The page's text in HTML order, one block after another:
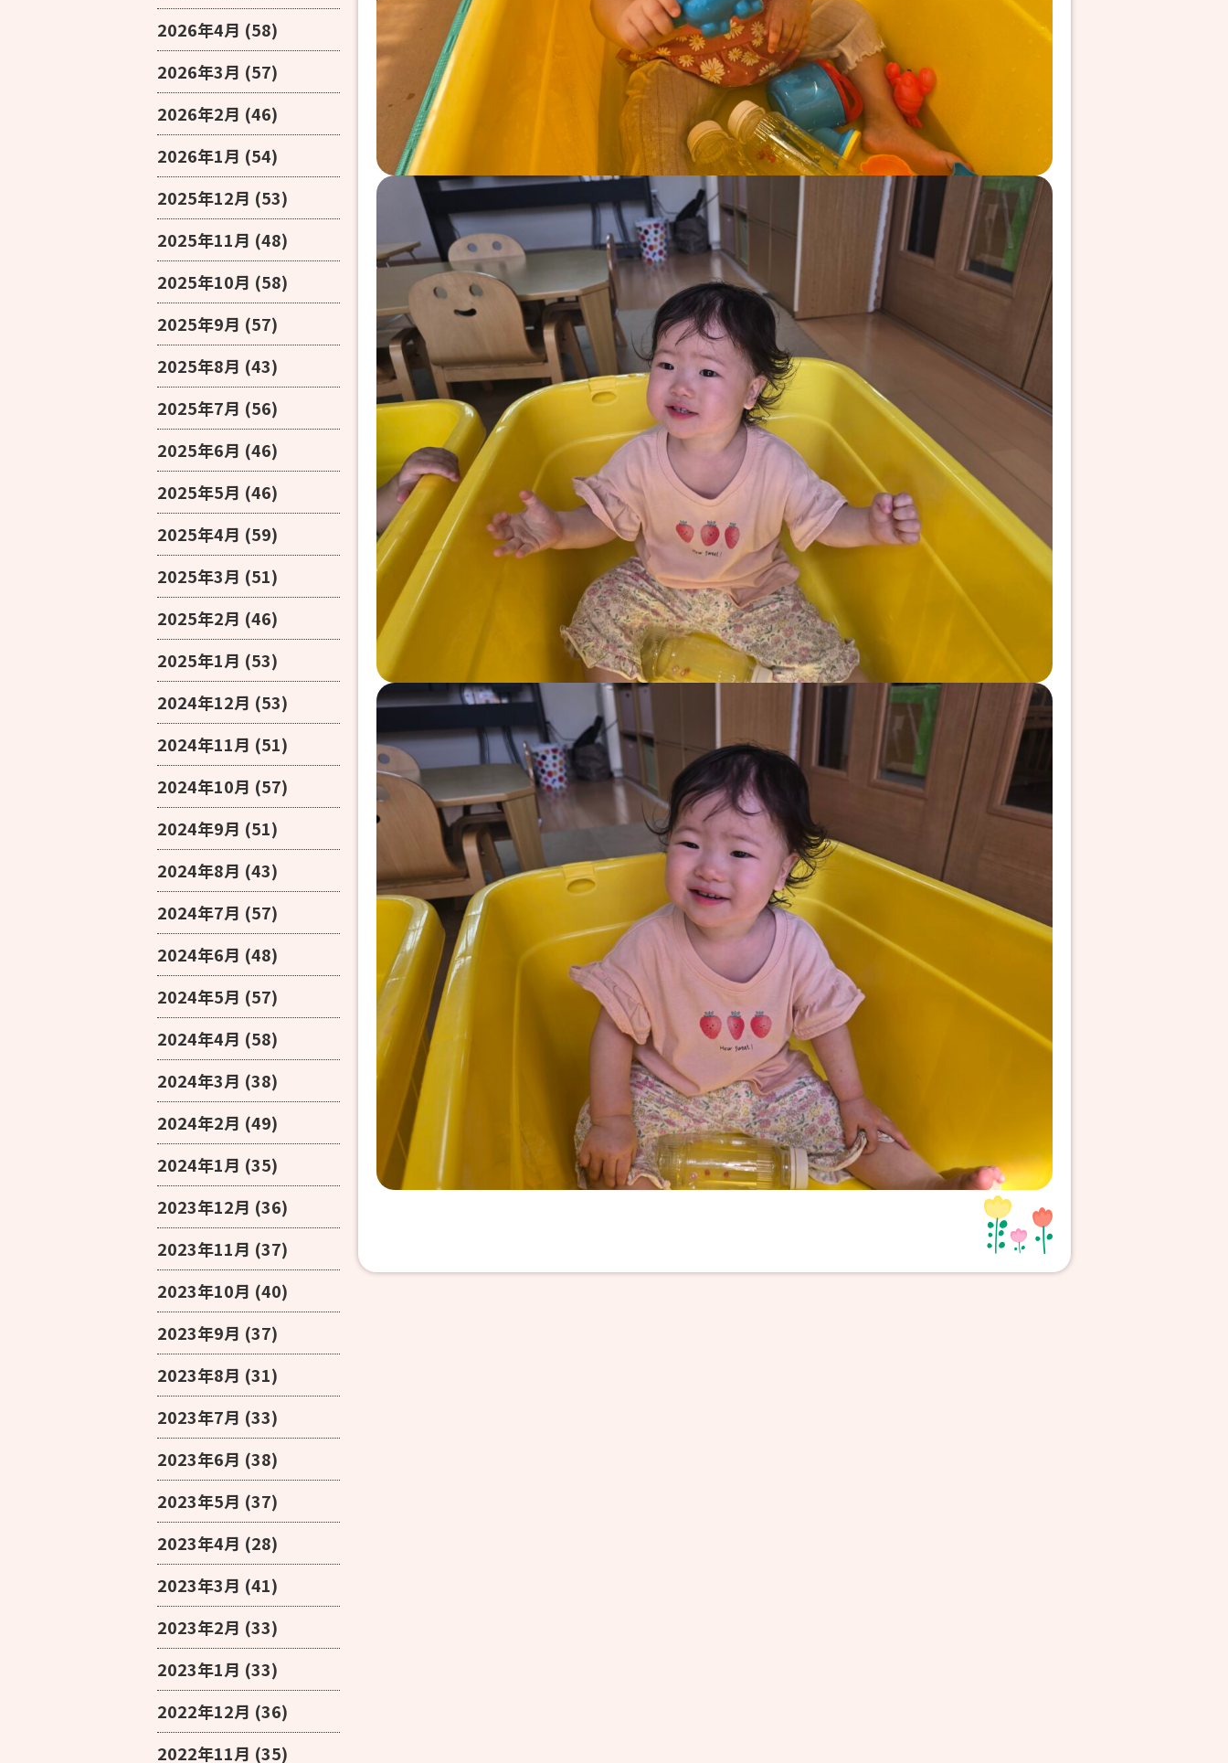
2026年4月 (58)
2026年3月 (57)
2026年2月 (46)
2026年1月 (54)
2025年12月 (53)
2025年11月 (48)
2025年10月 (58)
2025年9月 (57)
2025年8月 (43)
2025年7月 (56)
2025年6月 (46)
2025年5月 (46)
2025年4月 (59)
2025年3月 (51)
2025年2月 (46)
2025年1月 (53)
2024年12月 (53)
2024年11月 (51)
2024年10月 (57)
2024年9月 (51)
2024年8月 (43)
2024年7月 (57)
2024年6月 (48)
2024年5月 (57)
2024年4月 (58)
2024年3月 (38)
2024年2月 (49)
2024年1月 (35)
2023年12月 (36)
2023年11月 (37)
2023年10月 (40)
2023年9月 (37)
2023年8月 (31)
2023年7月 (33)
2023年6月 (38)
2023年5月 (37)
2023年4月 (28)
2023年3月 (41)
2023年2月 (33)
2023年1月 (33)
2022年12月 (36)
2022年11月 (35)